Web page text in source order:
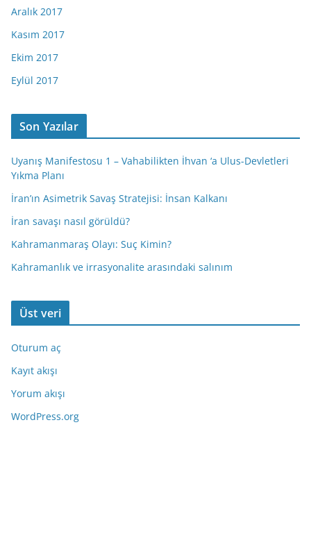
Aralık 2017
Kasım 2017
Ekim 2017
Eylül 2017
Son Yazılar
Uyanış Manifestosu 1 – Vahabilikten İhvan ‘a Ulus-Devletleri
Yıkma Planı
İran’ın Asimetrik Savaş Stratejisi: İnsan Kalkanı
İran savaşı nasıl görüldü?
Kahramanmaraş Olayı: Suç Kimin?
Kahramanlık ve irrasyonalite arasındaki salınım
Üst veri
Oturum aç
Kayıt akışı
Yorum akışı
WordPress.org